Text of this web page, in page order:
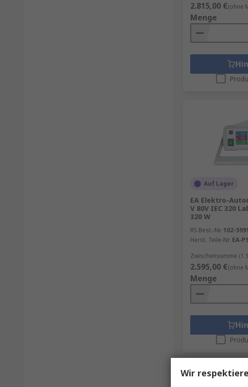
2.815,00 €(ohne
Menge
Auf Lager
EA Elektro-
V 80V IEC 320
320 W
RS Best.-Nr. 102-5991
Herst. Teile-Nr. EA-
Zwischensumme (1
2.595,00 €(ohne
Menge
Wir